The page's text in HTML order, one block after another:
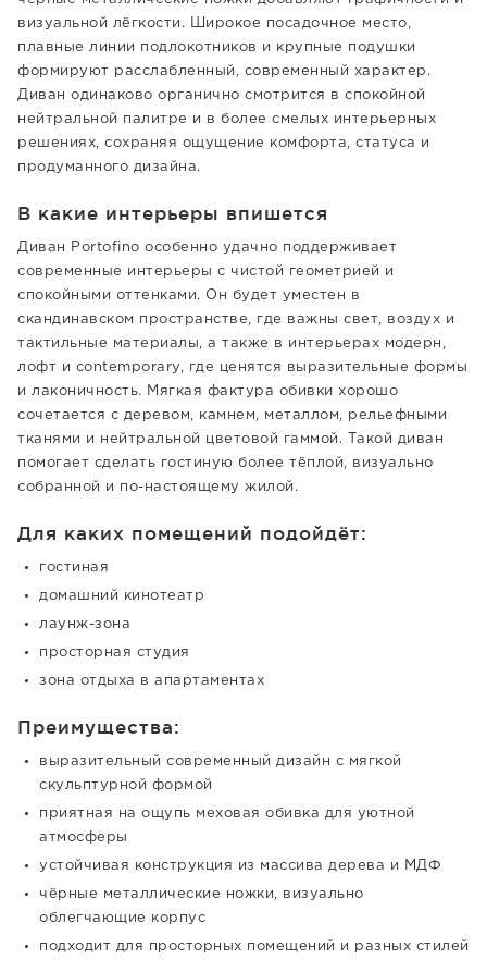
визуальной лёгкости. Широкое посадочное место,
плавные линии подлокотников и крупные подушки
формируют расслабленный, современный характер.
Диван одинаково органично смотрится в спокойной
нейтральной палитре и в более смелых интерьерных
решениях, сохраняя ощущение комфорта, статуса и
продуманного дизайна.
В какие интерьеры впишется
Диван Portofino особенно удачно поддерживает
современные интерьеры с чистой геометрией и
спокойными оттенками. Он будет уместен в
скандинавском пространстве, где важны свет, воздух и
тактильные материалы, а также в интерьерах модерн,
лофт и contemporary, где ценятся выразительные формы
и лаконичность. Мягкая фактура обивки хорошо
сочетается с деревом, камнем, металлом, рельефными
тканями и нейтральной цветовой гаммой. Такой диван
помогает сделать гостиную более тёплой, визуально
собранной и по-настоящему жилой.
Для каких помещений подойдёт:
гостиная
домашний кинотеатр
лаунж-зона
просторная студия
зона отдыха в апартаментах
Преимущества:
выразительный современный дизайн с мягкой
скульптурной формой
приятная на ощупь меховая обивка для уютной
атмосферы
устойчивая конструкция из массива дерева и МДФ
чёрные металлические ножки, визуально
облегчающие корпус
подходит для просторных помещений и разных стилей